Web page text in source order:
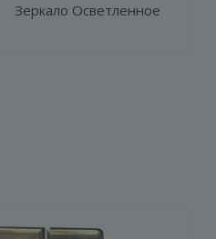
Зеркало Осветленное